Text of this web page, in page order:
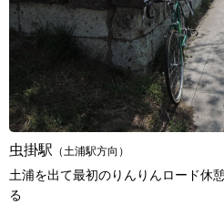
虫掛駅 （土浦駅方向）
土浦を出て最初のりんりんロード休
る